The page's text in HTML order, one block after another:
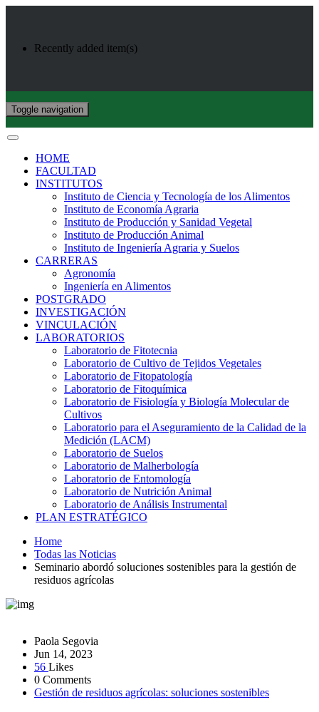
Recently added item(s)
Toggle navigation
HOME
FACULTAD
INSTITUTOS
Instituto de Ciencia y Tecnología de los Alimentos
Instituto de Economía Agraria
Instituto de Producción y Sanidad Vegetal
Instituto de Producción Animal
Instituto de Ingeniería Agraria y Suelos
CARRERAS
Agronomía
Ingeniería en Alimentos
POSTGRADO
INVESTIGACIÓN
VINCULACIÓN
LABORATORIOS
Laboratorio de Fitotecnia
Laboratorio de Cultivo de Tejidos Vegetales
Laboratorio de Fitopatología
Laboratorio de Fitoquímica
Laboratorio de Fisiología y Biología Molecular de
Cultivos
Laboratorio para el Aseguramiento de la Calidad de la
Medición (LACM)
Laboratorio de Suelos
Laboratorio de Malherbología
Laboratorio de Entomología
Laboratorio de Nutrición Animal
Laboratorio de Análisis Instrumental
PLAN ESTRATÉGICO
Home
Todas las Noticias
Seminario abordó soluciones sostenibles para la gestión de
residuos agrícolas
Paola Segovia
Jun 14, 2023
56 Likes
0 Comments
Gestión de residuos agrícolas: soluciones sostenibles